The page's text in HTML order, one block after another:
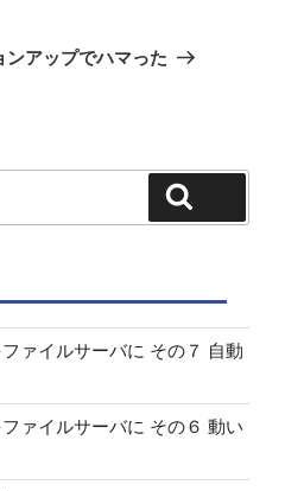
アップでハマった
ァイルサーバに その７ 自動
ァイルサーバに その６ 動い